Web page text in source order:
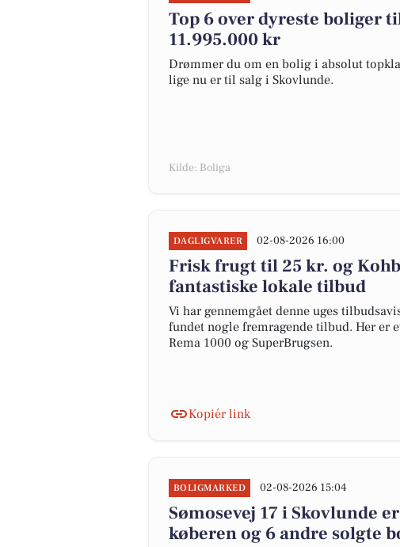
Top 6 over dyreste boliger
11.995.000 kr
Drømmer du om en bolig i absolut
lige nu er til salg i Skovlunde.
Kilde: Boliga
DAGLIGVARER 02-08-2026 16:00
Frisk frugt til 25 kr. og
fantastiske lokale tilbud
Vi har gennemgået denne uges
fundet nogle fremragende tilbud. Her er
Rema 1000 og SuperBrugsen.
Kopiér link
BOLIGMARKED 02-08-2026 15:04
Sømosevej 17 i Skovlunde
køberen og 6 andre solgte